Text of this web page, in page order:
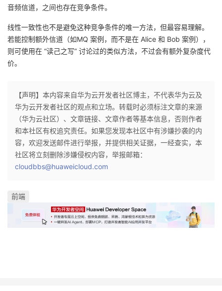
音频信道，之间也存在竞争条件。
线性一致性也不是避免这种竞争条件的唯一方法，但最容易理解。
若能控制额外信道（如MQ 案例，而不是在 Alice 和 Bob 案例），
则可使用在 “读己之写” 讨论过的类似方法，不过会有额外复杂度代
价。
【声明】本内容来自华为云开发者社区博主，不代表华为云及
华为云开发者社区的观点和立场。转载时必须标注文章的来源
（华为云社区）、文章链接、文章作者等基本信息，否则作者
和本社区有权追究责任。如果您发现本社区中有涉嫌抄袭的内
容，欢迎发送邮件进行举报，并提供相关证据，一经查实，本
社区将立刻删除涉嫌侵权内容，举报邮箱：
cloudbbs@huaweicloud.com
前端